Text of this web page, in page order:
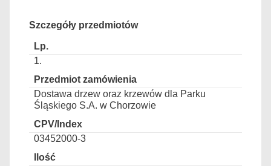
Szczegóły przedmiotów
1.
Dostawa drzew oraz krzewów dla Parku
Śląskiego S.A. w Chorzowie
03452000-3